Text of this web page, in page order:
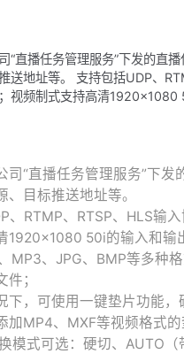
“直播任务管理服务”下发的直
送地址等。 支持包括UDP、
视频制式支持高清1920×1080
； 满足紧急情况下，可使用一
司“直播任务管理服务”下发
、目标推送地址等。
、RTMP、RTSP、HLS输
1920×1080 50i的输入和输
MP3、JPG、BMP等多种
；
下，可使用一键垫片功能，
加MP4、MXF等视频格式的
模式可选：硬切、AUTO（